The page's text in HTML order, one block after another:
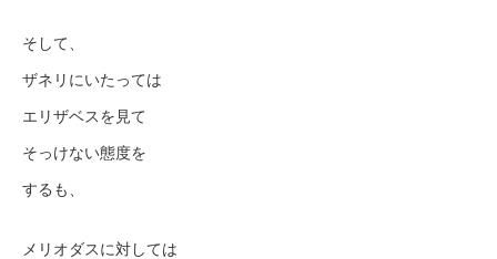
そして、
ザネリにいたっては
エリザベスを見て
そっけない態度を
するも、
メリオダスに対しては